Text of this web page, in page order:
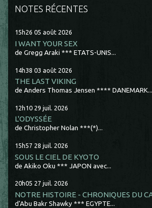
NOTES RÉCENTES
15h26 05 août 2026
I WANT YOUR SEX
de Gregg Araki *** ETATS-UNIS...
14h38 03 août 2026
THE LAST VIKING
de Anders Thomas Jensen **** DANEMARK...
12h10 29 juil. 2026
L'ODYSSÉE
de Christopher Nolan ***(*)...
15h57 28 juil. 2026
SOUS LE CIEL DE KYOTO
de Akiko Oku *** JAPON avec...
20h05 27 juil. 2026
NOTRE HISTOIRE - CHRONIQUES DU
d'Abu Bakr Shawky *** EGYPTE...